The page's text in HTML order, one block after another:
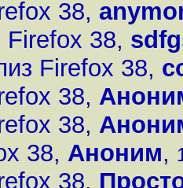
38,
Firefox 38,
Firefox 38,
38,
38,
38, Аноним,
38,